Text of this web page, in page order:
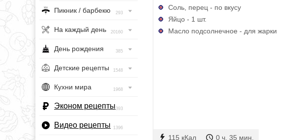
Пикник / барбекю 293
На каждый день 20160
День рождения 385
Детские рецепты 1548
Кухни мира 1968
Эконом рецепты393
Видео рецепты 1396
Соль, перец - по вкусу
Яйцо - 1 шт.
Масло подсолнечное - для жарки
115 кКал 0 ч. 35 мин.